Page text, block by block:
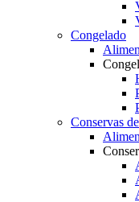
Congelado
Conservas